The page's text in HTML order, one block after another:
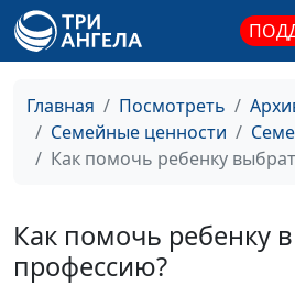
Главная Посмотреть
Семейные ценности
Как помочь ребенку
Как помочь ребенку
профессию?
Как ребенку влиться
в коллектив?
Анна
Щукина,
психолог,
Усатый,